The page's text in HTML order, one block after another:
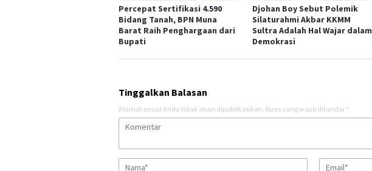
Percepat Sertifikasi 4.590
Bidang Tanah, BPN Muna
Barat Raih Penghargaan dari
Bupati
Djohan Boy Sebut Polemik
Silaturahmi Akbar KKMM
Sultra Adalah Hal Wajar dalam
Demokrasi
Tinggalkan Balasan
Alamat email Anda tidak akan dipublikasikan. Ruas yang wajib ditandai *